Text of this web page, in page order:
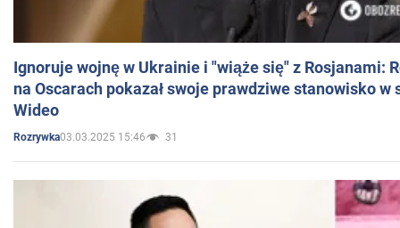
Ignoruje wojnę w Ukrainie i "wiąże się" z Rosjanami:
na Oscarach pokazał swoje prawdziwe stanowisko w
Wideo
Rozrywka03.03.2025 15:46 31